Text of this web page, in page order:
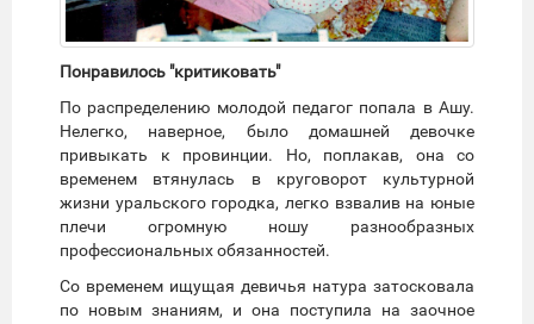
Понравилось "критиковать"
По распределению молодой педагог попала в Ашу.
Нелегко, наверное, было домашней девочке
привыкать к провинции. Но, поплакав, она со
временем втянулась в круговорот культурной
жизни уральского городка, легко взвалив на юные
плечи огромную ношу разнообразных
профессиональных обязанностей.
Со временем ищущая девичья натура затосковала
по новым знаниям, и она поступила на заочное